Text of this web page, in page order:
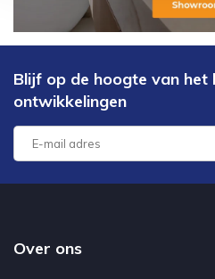
Blijf op de hoogte van het
ontwikkelingen
Over ons